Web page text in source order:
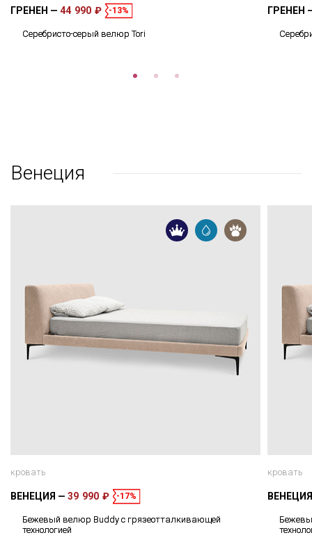
ГРЕНЕН 44 990 ₽ -13%
Серебристо-серый велюр Tori
ГРЕНЕН
Венеция
кровать
ВЕНЕЦИЯ 39 990 ₽ -17%
Бежевый велюр Buddy с грязеотталкивающей
технологией
кровать